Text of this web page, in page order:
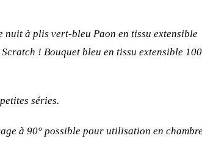
nuit à plis vert-bleu Paon en tissu extensible
Scratch ! Bouquet bleu en tissu extensible
séries.
à 90° possible pour utilisation en